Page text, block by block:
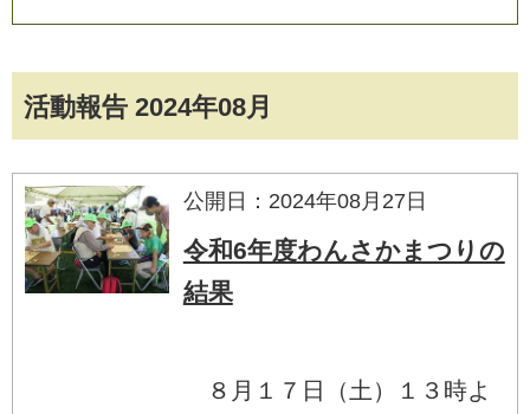
活動報告 2024年08月
公開日：2024年08月27日
令和6年度わんさかまつりの
結果
８月１７日（土）１３時よ